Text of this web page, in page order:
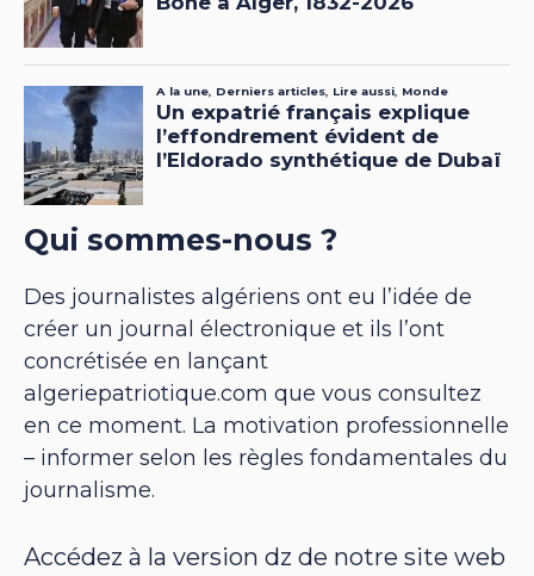
Qui sommes-nous ?
Des journalistes algériens ont eu l’idée de
créer un journal électronique et ils l’ont
concrétisée en lançant
algeriepatriotique.com que vous consultez
en ce moment. La motivation professionnelle
– informer selon les règles fondamentales du
journalisme.
Accédez à la version dz de notre site web